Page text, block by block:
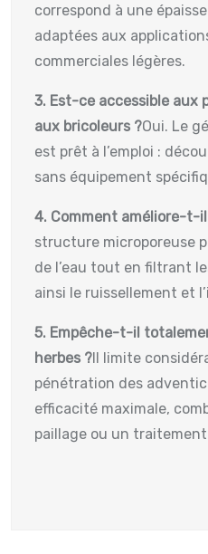
correspond à une
adaptées aux
commerciales légères.
3. Est-ce accessible aux
aux bricoleurs ?Oui. Le
est prêt à l’emploi :
sans équipement
4. Comment améliore-t-
structure microporeuse
de l’eau tout en filtrant
ainsi le ruissellement et
5. Empêche-t-il
herbes ?Il limite
pénétration des
efficacité maximale,
paillage ou un